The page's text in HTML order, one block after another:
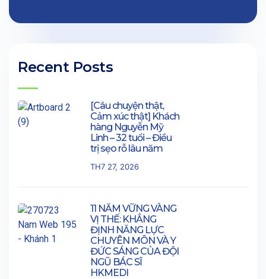
Recent Posts
[Câu chuyện thật,
Cảm xúc thật] Khách
hàng Nguyễn Mỹ
Linh – 32 tuổi – Điều
trị sẹo rỗ lâu năm
TH7 27, 2026
11 NĂM VỮNG VÀNG
VỊ THẾ: KHẲNG
ĐỊNH NĂNG LỰC
CHUYÊN MÔN VÀ Y
ĐỨC SÁNG CỦA ĐỘI
NGŨ BÁC SĨ
HKMEDI